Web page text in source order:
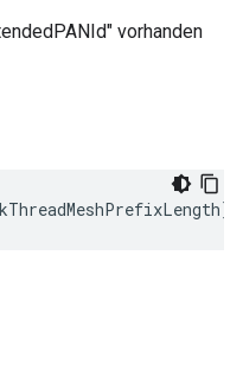
vorhanden
kThreadMeshPrefixLength]